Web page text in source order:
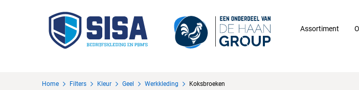
Assortiment
Home Filters Kleur Geel Werkkleding Koksbroeken